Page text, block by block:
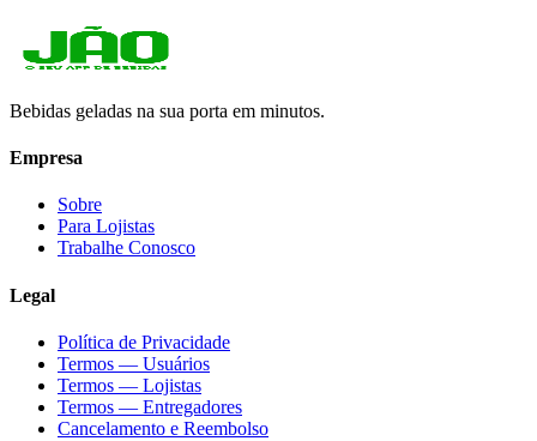
Bebidas geladas na sua porta em minutos.
Empresa
Sobre
Para Lojistas
Trabalhe Conosco
Legal
Política de Privacidade
Termos — Usuários
Termos — Lojistas
Termos — Entregadores
Cancelamento e Reembolso